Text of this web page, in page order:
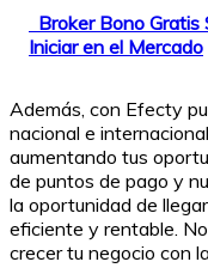
Broker Bono Gratis
Iniciar en el Mercado
Además, con Efecty
nacional e
aumentando tus
de puntos de pago y
la oportunidad de
eficiente y rentable.
crecer tu negocio con